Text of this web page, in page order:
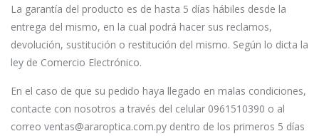
La garantía del producto es de hasta 5 días hábiles desde la
entrega del mismo, en la cual podrá hacer sus reclamos,
devolución, sustitución o restitución del mismo. Según lo dicta la
ley de Comercio Electrónico.
En el caso de que su pedido haya llegado en malas condiciones,
contacte con nosotros a través del celular 0961510390 o al
correo ventas@araroptica.com.py dentro de los primeros 5 días